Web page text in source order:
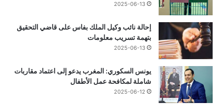
2025-06-13
إحالة نائب وكيل الملك بفاس على قاضي التحقيق
بتهمة تسريب معلومات
2025-06-13
يونس السكوري: المغرب يدعو إلى اعتماد مقاربات
شاملة لمكافحة عمل الأطفال
2025-06-12